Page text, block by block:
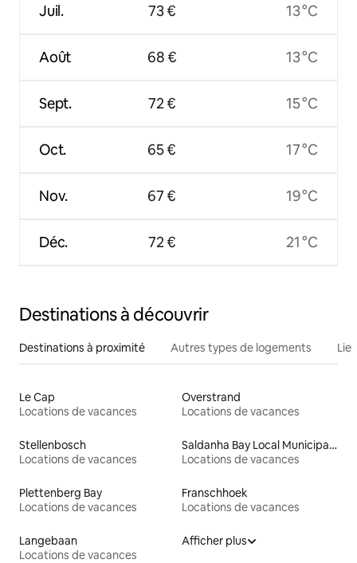
Juil.
Août
Sept.
Oct.
Nov.
Déc.
73 €
68 €
72 €
65 €
67 €
72 €
13 °C
13 °C
15 °C
17 °C
19 °C
21 °C
Destinations à découvrir
Destinations à proximité Autres types de logements
Le Cap
Locations de vacances
Overstrand
Locations de vacances
Stellenbosch
Locations de vacances
Saldanha Bay Local Municipality
Locations de vacances
Plettenberg Bay
Locations de vacances
Franschhoek
Locations de vacances
Langebaan
Locations de vacances
Afficher plus